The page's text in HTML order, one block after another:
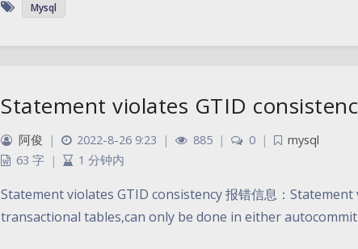
Mysql
Statement violates GTID
阿俊 | 2022-8-26 9:23 | 885 | 0 |
mysql
63 字 | 1 分钟内
Statement violates GTID consistency 报错信息：
transactional tables,can only be done in either